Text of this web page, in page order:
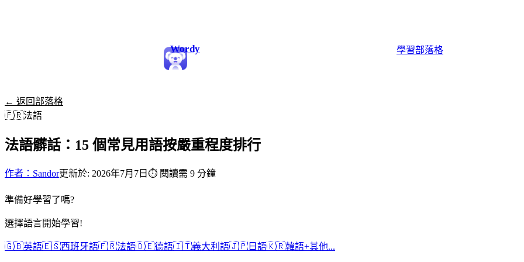
Wordy 學習部落格
← 返回部落格
🇫🇷法語
法語髒話：15 個常見用語按嚴重程度排行
作者：Sandor更新於: 2026年7月7日 ⏱ 閱讀需 9 分鐘
準備好學習了嗎?
選擇語言開始學習!
🇬🇧英語🇪🇸西班牙語🇫🇷法語🇩🇪德語🇮🇹義大利語🇯🇵 日語🇰🇷韓語+其他...